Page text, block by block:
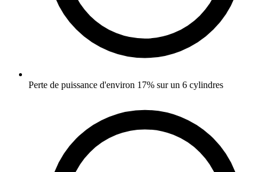
Perte de puissance d'environ 17% sur un 6 cylindres